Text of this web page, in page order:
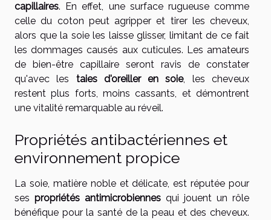
capillaires. En effet, une surface rugueuse comme
celle du coton peut agripper et tirer les cheveux,
alors que la soie les laisse glisser, limitant de ce fait
les dommages causés aux cuticules. Les amateurs
de bien-être capillaire seront ravis de constater
qu'avec les taies d'oreiller en soie, les cheveux
restent plus forts, moins cassants, et démontrent
une vitalité remarquable au réveil.
Propriétés antibactériennes et
environnement propice
La soie, matière noble et délicate, est réputée pour
ses propriétés antimicrobiennes qui jouent un rôle
bénéfique pour la santé de la peau et des cheveux.